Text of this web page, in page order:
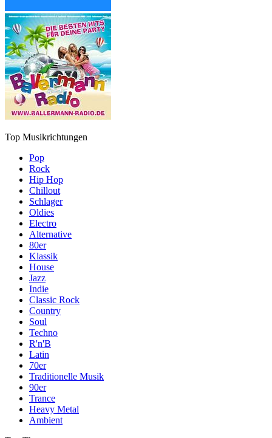
Top Musikrichtungen
Pop
Rock
Hip Hop
Chillout
Schlager
Oldies
Electro
Alternative
80er
Klassik
House
Jazz
Indie
Classic Rock
Country
Soul
Techno
R'n'B
Latin
70er
Traditionelle Musik
90er
Trance
Heavy Metal
Ambient